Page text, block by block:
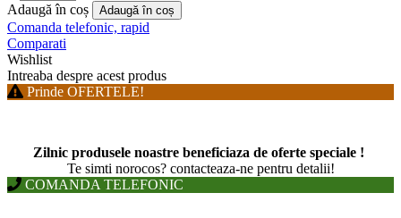
Adaugă în coș
Adaugă în coș
Comanda telefonic, rapid
Comparati
Wishlist
Intreaba despre acest produs
Prinde OFERTELE!
Zilnic produsele noastre beneficiaza de oferte speciale !
Te simti norocos? contacteaza-ne pentru detalii!
COMANDA TELEFONIC